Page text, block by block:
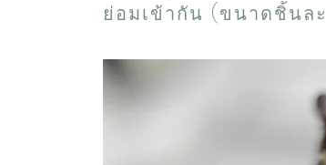
ย่อมเข้ากัน (ขนาดชิ้นล